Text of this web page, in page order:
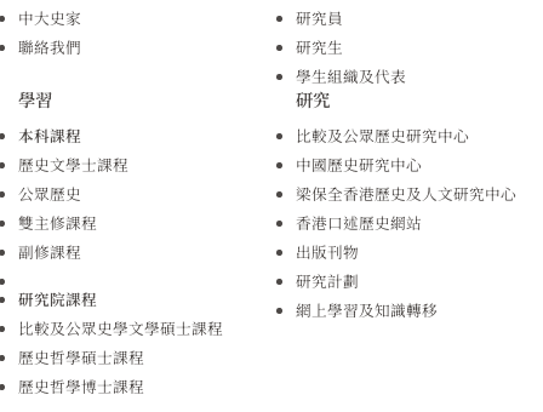
中大史家
聯絡我們
研究員
研究生
學生組織及代表
學習
本科課程
歷史文學士課程
公眾歷史
雙主修課程
副修課程
研究院課程
比較及公眾史學文學碩士課程
歷史哲學碩士課程
歷史哲學博士課程
研究
比較及公眾歷史研究中心
中國歷史研究中心
梁保全香港歷史及人文研究中心
香港口述歷史網站
出版刊物
研究計劃
網上學習及知識轉移